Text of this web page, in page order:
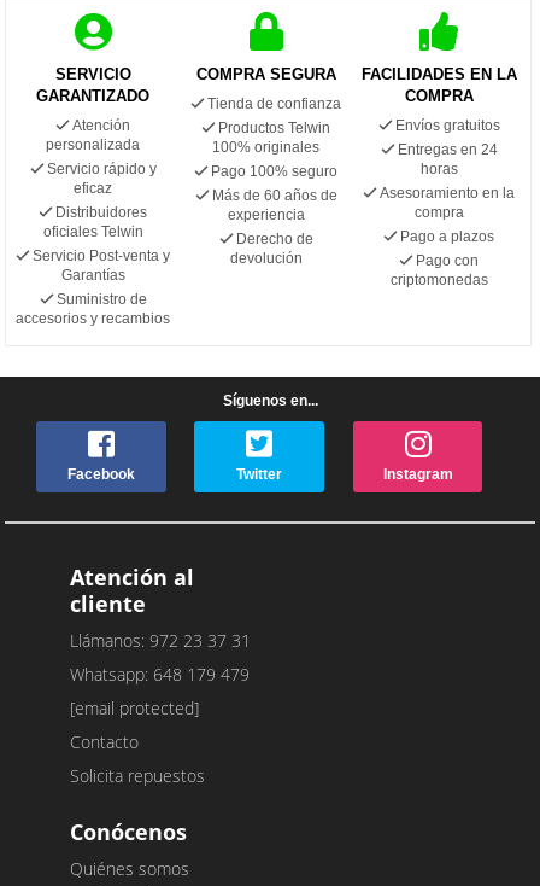
SERVICIO
GARANTIZADO
Atención
personalizada
Servicio rápido y
eficaz
Distribuidores
oficiales Telwin
Servicio Post-venta y
Garantías
Suministro de
accesorios y recambios
COMPRA SEGURA
Tienda de confianza
Productos Telwin
100% originales
Pago 100% seguro
Más de 60 años de
experiencia
Derecho de
devolución
FACILIDADES EN LA
COMPRA
Envíos gratuitos
Entregas en 24
horas
Asesoramiento en la
compra
Pago a plazos
Pago con
criptomonedas
Síguenos en...
Facebook Twitter Instagram
Atención al
cliente
Llámanos: 972 23 37 31
Whatsapp: 648 179 479
[email protected]
Contacto
Solicita repuestos
Conócenos
Quiénes somos